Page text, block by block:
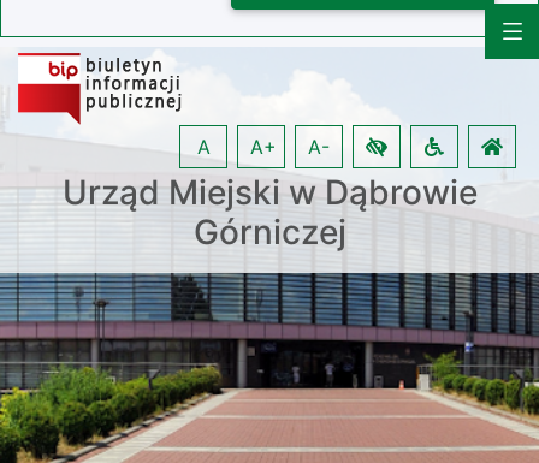
Urząd Miejski w Dąbrowie
Górniczej
A A+ A-